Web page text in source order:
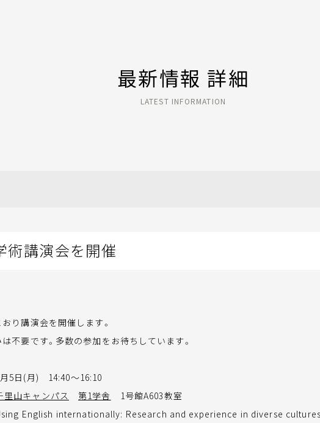
最新情報 詳細
LATEST INFORMATION
講演会を開催
り講演会を開催します。
不要です。多数の参加をお待ちしています。
5日(月) 14:40～16:10
里山キャンパス 第1学舎
1号館A603教室
English internationally: Research and experience in diverse cultures